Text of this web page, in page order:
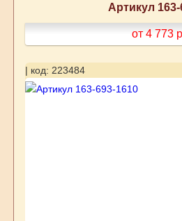
Артикул 163-
от 4 773
| код: 223484